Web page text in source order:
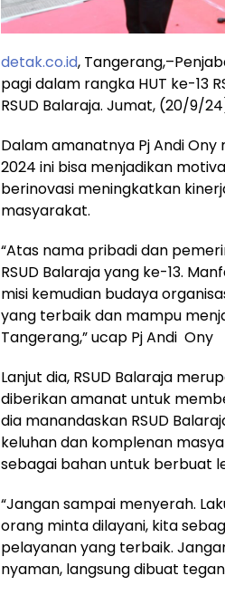
detak.co.id,
pagi dalam rangka HUT ke-13
RSUD Balaraja. Jumat, (20/9/
Dalam amanatnya Pj Andi Ony
2024 ini bisa menjadikan
berinovasi meningkatkan
masyarakat.
“Atas nama pribadi dan
RSUD Balaraja yang ke-13.
misi kemudian budaya
yang terbaik dan mampu
Tangerang,” ucap Pj Andi Ony
Lanjut dia, RSUD Balaraja
diberikan amanat untuk
dia manandaskan RSUD
keluhan dan komplenan
sebagai bahan untuk berbuat
“Jangan sampai menyerah.
orang minta dilayani, kita
pelayanan yang terbaik.
nyaman, langsung dibuat